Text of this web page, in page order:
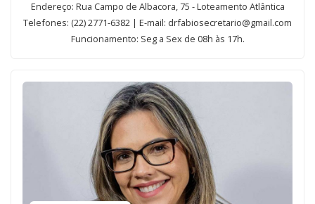
Endereço: Rua Campo de Albacora, 75 - Loteamento Atlântica
Telefones: (22) 2771-6382 | E-mail: drfabiosecretario@gmail.com
Funcionamento: Seg a Sex de 08h às 17h.